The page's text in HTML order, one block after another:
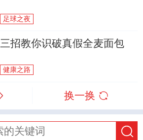
足球之夜
三招教你识破真假全麦面包
健康之路
换一换